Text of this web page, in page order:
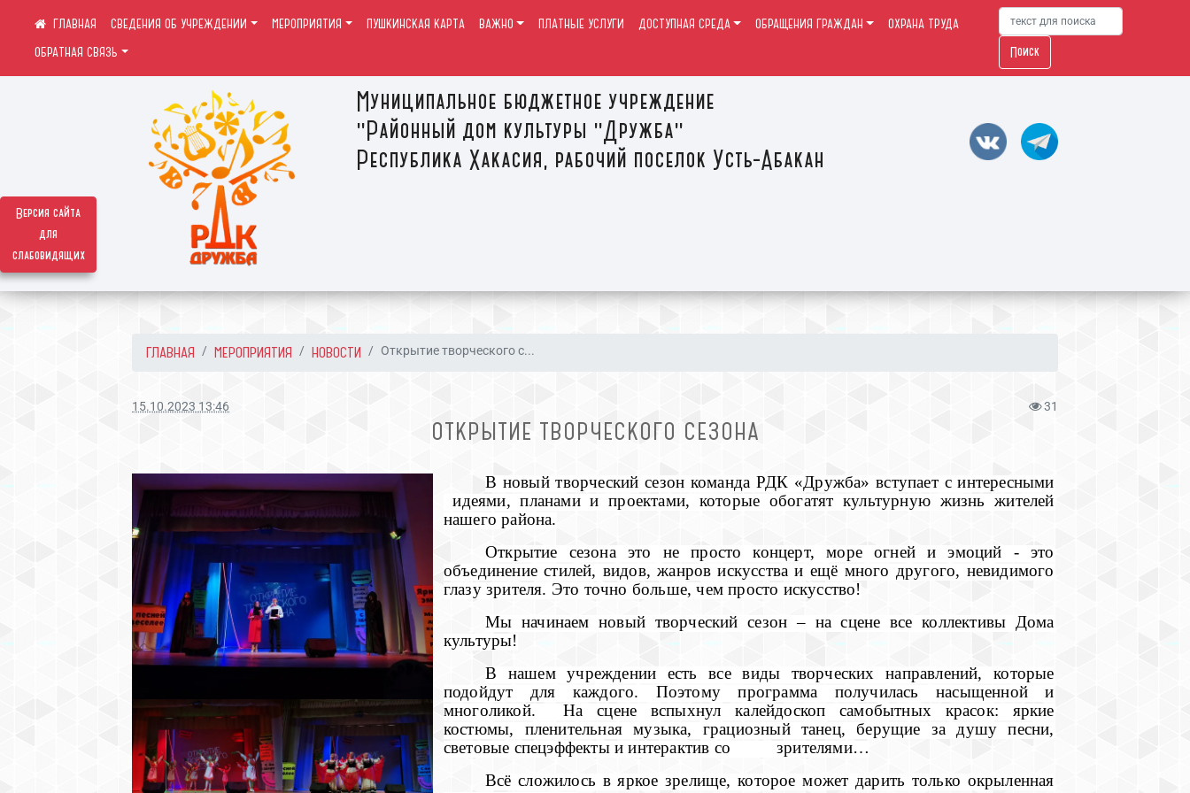
Версия сайта
для
слабовидящих
Муниципальное бюджетное учреждение
"Районный дом культуры "Дружба"
Республика Хакасия, рабочий поселок Усть-Абакан
СВЕДЕНИЯ ОБ УЧРЕЖДЕНИИ МЕРОПРИЯТИЯ ПУШКИНСКАЯ КАРТА ВАЖНО ПЛАТНЫЕ УСЛУГИ ДОСТУПНАЯ СРЕДА ОБРАЩЕНИЯ ГРАЖДАН
ОХРАНА ТРУДА
ОБРАТНАЯ СВЯЗЬ
Поиск
ГЛАВНАЯ МЕРОПРИЯТИЯ НОВОСТИ Открытие творческого с...
15.10.2023 13:46 31
ОТКРЫТИЕ ТВОРЧЕСКОГО СЕЗОНА
В новый творческий сезон команда РДК «Дружба» вступает с интересными
идеями, планами и проектами, которые обогатят культурную жизнь жителей
нашего района.
Открытие сезона это не просто концерт, море огней и эмоций - это
объединение стилей, видов, жанров искусства и ещё много другого, невидимого
глазу зрителя. Это точно больше, чем просто искусство!
Мы начинаем новый творческий сезон – на сцене все коллективы Дома
культуры!
В нашем учреждении есть все виды творческих направлений, которые
подойдут для каждого. Поэтому программа получилась насыщенной и
многоликой. На сцене вспыхнул калейдоскоп самобытных красок: яркие
костюмы, пленительная музыка, грациозный танец, берущие за душу песни,
световые спецэффекты и интерактив со зрителями…
Всё сложилось в яркое зрелище, которое может дарить только окрыленная